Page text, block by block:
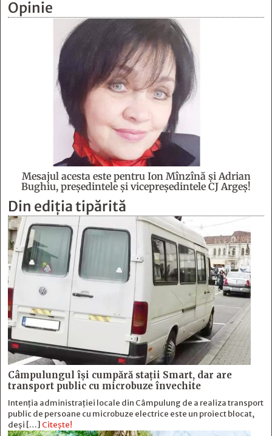
Opinie
Mesajul acesta este pentru Ion Mînzînă şi Adrian
Bughiu, preşedintele şi vicepreşedintele CJ Argeş!
Din ediția tipărită
Câmpulungul îşi cumpără staţii Smart, dar are
transport public cu microbuze învechite
Intenția administrației locale din Câmpulung de a realiza transport
public de persoane cu microbuze electrice este un proiect blocat,
deși […] Citește!